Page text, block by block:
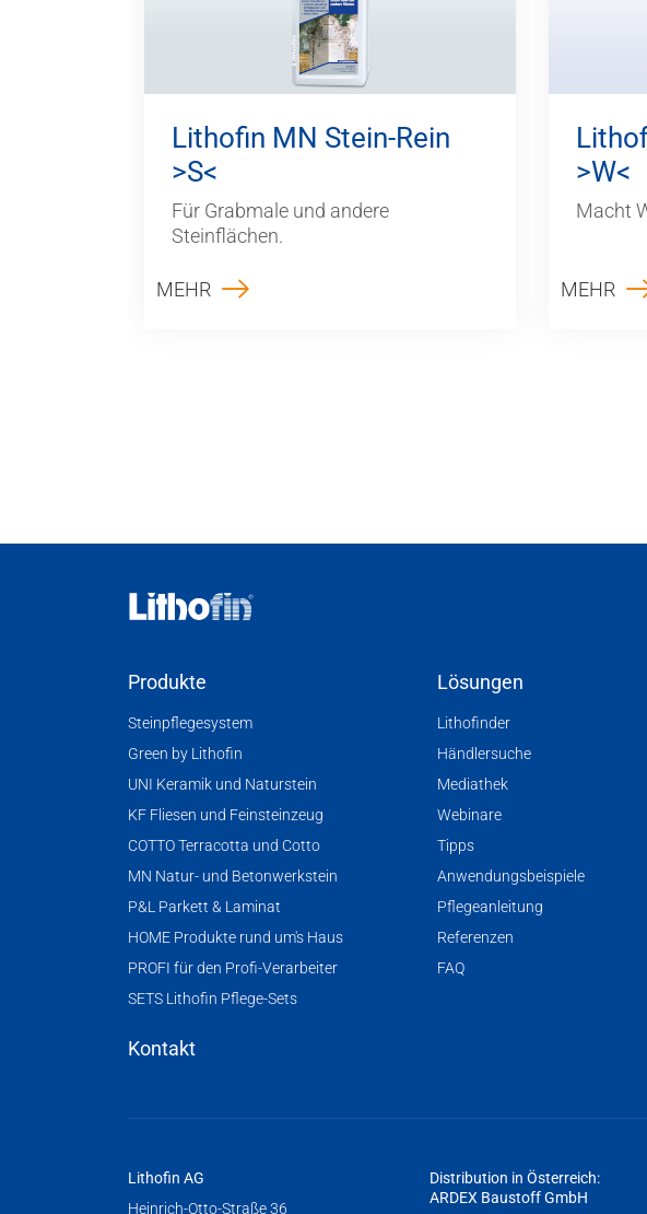
Lithofin MN Stein-Rein
>S<
Für Grabmale und andere
Steinflächen.
MEHR
>W<
Macht
MEHR
Produkte
Steinpflegesystem
Green by Lithofin
UNI Keramik und Naturstein
KF Fliesen und Feinsteinzeug
COTTO Terracotta und Cotto
MN Natur- und Betonwerkstein
P&L Parkett & Laminat
HOME Produkte rund um's Haus
PROFI für den Profi-Verarbeiter
SETS Lithofin Pflege-Sets
Lösungen
Lithofinder
Händlersuche
Mediathek
Webinare
Tipps
Anwendungsbeispiele
Pflegeanleitung
Referenzen
FAQ
Kontakt
Lithofin AG
Heinrich-Otto-Straße 36
Distribution in Österreich:
ARDEX Baustoff GmbH